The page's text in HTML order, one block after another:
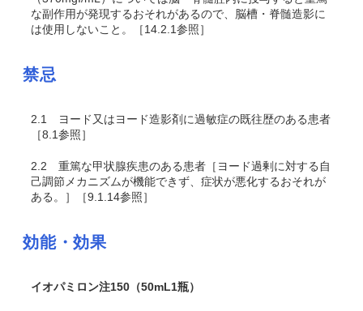
な副作用が発現するおそれがあるので、脳槽・脊髄造影に
は使用しないこと。［14.2.1参照］
禁忌
2.1
ヨード又はヨード造影剤に過敏症の既往歴のある患者
［8.1参照］
2.2 重篤な甲状腺疾患のある患者［ヨード過剰に対する自
己調節メカニズムが機能できず、症状が悪化するおそれが
ある。］［9.1.14参照］
効能・効果
イオパミロン注150（50mL1瓶）